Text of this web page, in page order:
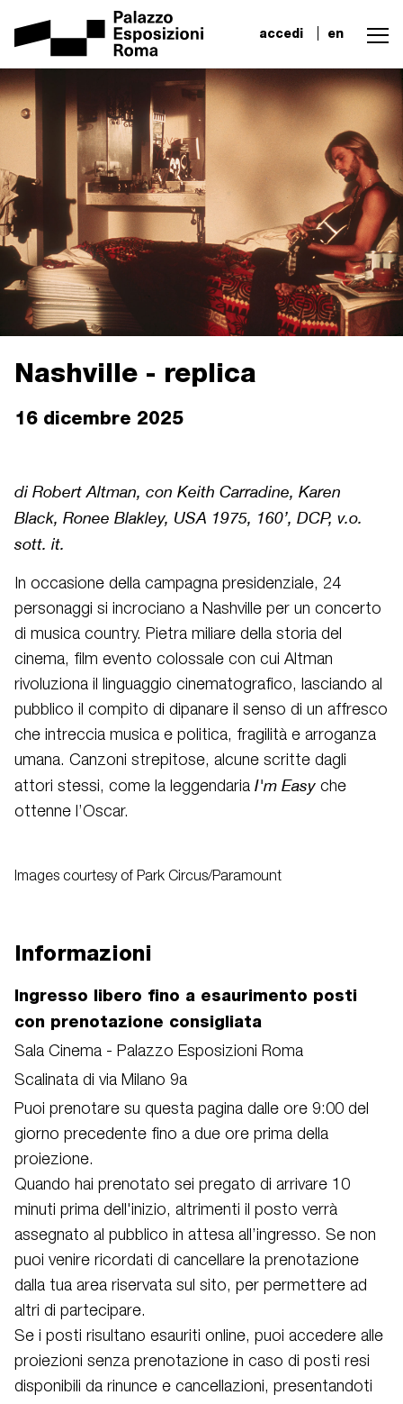
accedi en
Nashville - replica
16 dicembre 2025
di Robert Altman, con Keith Carradine, Karen
Black, Ronee Blakley, USA 1975, 160’, DCP, v.o.
sott. it.
In occasione della campagna presidenziale, 24
personaggi si incrociano a Nashville per un concerto
di musica country. Pietra miliare della storia del
cinema, film evento colossale con cui Altman
rivoluziona il linguaggio cinematografico, lasciando al
pubblico il compito di dipanare il senso di un affresco
che intreccia musica e politica, fragilità e arroganza
umana. Canzoni strepitose, alcune scritte dagli
attori stessi, come la leggendaria I'm Easy che
ottenne l’Oscar.
Images courtesy of Park Circus/Paramount
Informazioni
Ingresso libero fino a esaurimento posti
con prenotazione consigliata
Sala Cinema - Palazzo Esposizioni Roma
Scalinata di via Milano 9a
Puoi prenotare su questa pagina dalle ore 9:00 del
giorno precedente fino a due ore prima della
proiezione.
Quando hai prenotato sei pregato di arrivare 10
minuti prima dell'inizio, altrimenti il posto verrà
assegnato al pubblico in attesa all’ingresso. Se non
puoi venire ricordati di cancellare la prenotazione
dalla tua area riservata sul sito, per permettere ad
altri di partecipare.
Se i posti risultano esauriti online, puoi accedere alle
proiezioni senza prenotazione in caso di posti resi
disponibili da rinunce e cancellazioni, presentandoti